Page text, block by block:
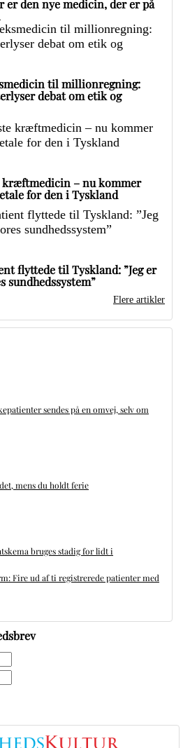
er den nye medicin, der er på
til millionregning:
debat om etik og
kræftmedicin – nu kommer
for den i Tyskland
flyttede til Tyskland: ”Jeg er
sundhedssystem”
Flere artikler
sendes på en omvej, selv om
mens du holdt ferie
bruges stadig for lidt i
Fire ud af ti registrerede patienter med